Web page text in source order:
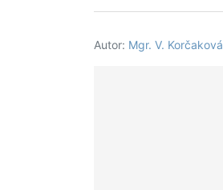
Autor: Mgr. V. Korčaková